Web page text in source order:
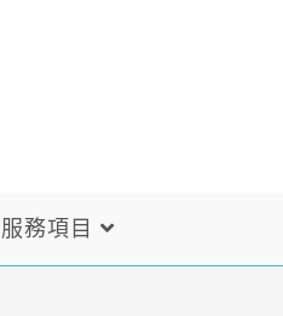
服務項目